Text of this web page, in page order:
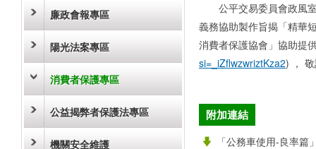
廉政會報專區
陽光法案專區
消費者保護專區
公益揭弊者保護法專區
機關安全維護
公平交易委員會政風室
義務協助製作旨揭「精華
消費者保護協會」協助提
si=_iZflwzwriztKza2) ，
附加連結
「公務車使用-良率篇